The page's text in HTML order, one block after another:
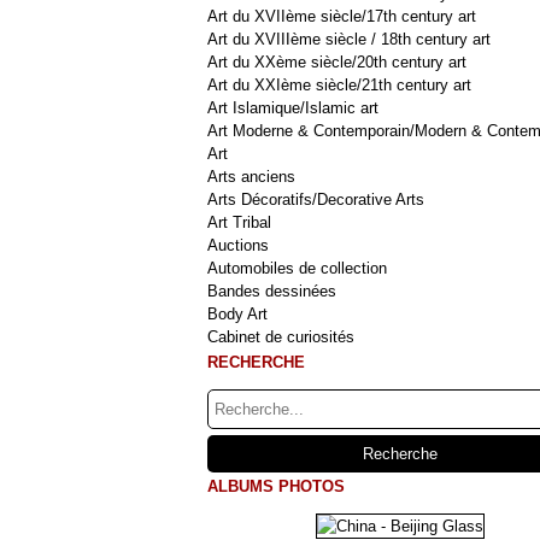
Art du XVIIème siècle/17th century art
Art du XVIIIème siècle / 18th century art
Art du XXème siècle/20th century art
Art du XXIème siècle/21th century art
Art Islamique/Islamic art
Art Moderne & Contemporain/Modern &
Art
Arts anciens
Arts Décoratifs/Decorative Arts
Art Tribal
Auctions
Automobiles de collection
Bandes dessinées
Body Art
Cabinet de curiosités
RECHERCHE
ALBUMS PHOTOS